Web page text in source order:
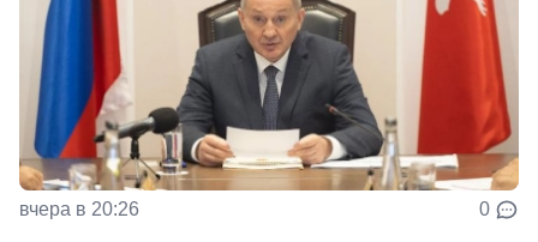
вчера в 20:26 0